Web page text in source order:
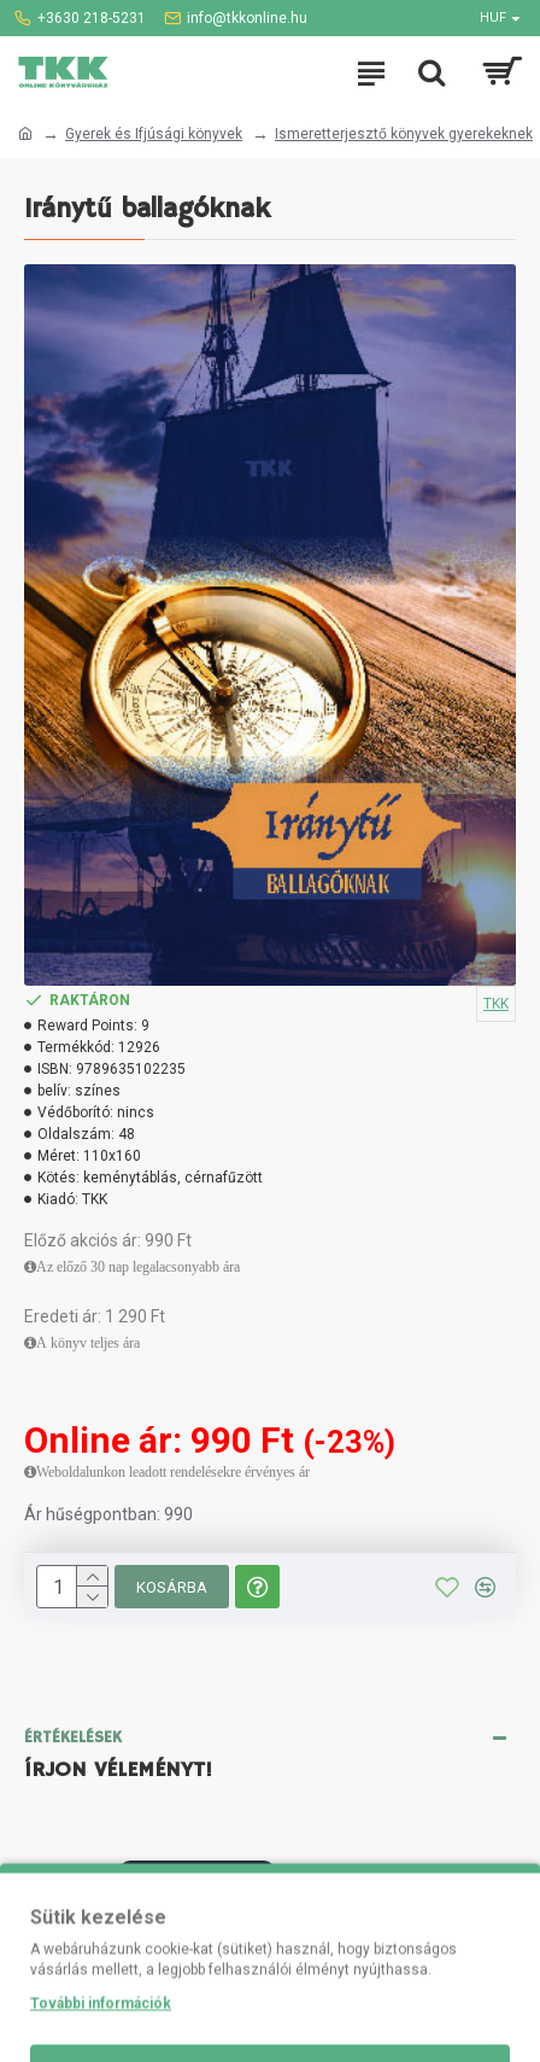
+3630 218-5231 info@tkkonline.hu HUF
Gyerek és Ifjúsági könyvek Ismeretterjesztő könyvek gyerekeknek
Iránytű ballagóknak
RAKTÁRON
Reward Points: 9
Termékkód: 12926
ISBN: 9789635102235
belív: színes
Védőborító: nincs
Oldalszám: 48
Méret: 110x160
Kötés: keménytáblás, cérnafűzött
Kiadó: TKK
TKK
Előző akciós ár: 990 Ft
Az előző 30 nap legalacsonyabb ára
Eredeti ár: 1 290 Ft
A könyv teljes ára
Online ár: 990 Ft (-23%)
Weboldalunkon leadott rendelésekre érvényes ár
Ár hűségpontban: 990
KOSÁRBA
ÉRTÉKELÉSEK
ÍRJON VÉLEMÉNYT!
Címkék: Iránytű ballagóknak
Sütik kezelése
A webáruházunk cookie-kat (sütiket) használ, hogy biztonságos
vásárlás mellett, a legjobb felhasználói élményt nyújthassa.
További információk